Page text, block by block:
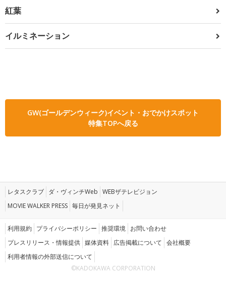
紅葉
イルミネーション
GW(ゴールデンウィーク)イベント・おでかけスポット
特集TOPへ戻る
レタスクラブ ダ・ヴィンチWeb WEBザテレビジョン
MOVIE WALKER PRESS 毎日が発見ネット
利用規約 プライバシーポリシー 推奨環境 お問い合わせ
プレスリリース・情報提供 媒体資料 広告掲載について 会社概要
利用者情報の外部送信について
©KADOKAWA CORPORATION